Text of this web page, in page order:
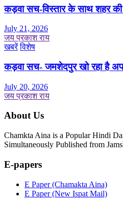
कड़वा सच-विस्तार के साथ शहर की
July 21, 2026
जय प्रकाश राय
खबरें विशेष
कड़वा सच- जमशेदपुर खो रहा है
July 20, 2026
जय प्रकाश राय
About Us
Chamkta Aina is a Popular Hindi
Simultaneously Published from
E-papers
E Paper (Chamakta Aina)
E Paper (New Ispat Mail)